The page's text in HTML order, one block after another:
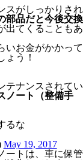
スがしっかりされ
部品だと今後交換
出てくることもあ
いお金がかかって
ょう！
テナンスされてい
ノート（整備手
るな
May 19, 2017
ートは、車に保管